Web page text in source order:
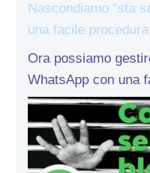
Nascondiamo “sta
una facile procedura
Ora possiamo
WhatsApp con una